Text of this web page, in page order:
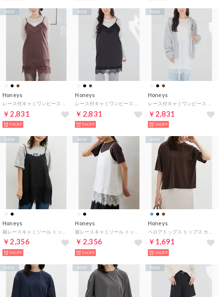
Honeys
￥2,831
NEW
5%OFF
Honeys
￥2,831
NEW
5%OFF
Honeys
￥2,831
NEW
5%OFF
Honeys
￥2,356
NEW
5%OFF
Honeys
￥2,356
NEW
5%OFF
Honeys
￥1,691
NEW
5%OFF
NEW NEW NEW